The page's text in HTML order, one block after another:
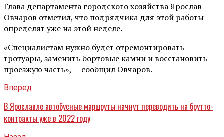
Глава департамента городского хозяйства Ярослав
Овчаров отметил, что подрядчика для этой работы
определят уже на этой неделе.
«Специалистам нужно будет отремонтировать
тротуары, заменить бортовые камни и восстановить
проезжую часть», — сообщил Овчаров.
Вперед
В Ярославле автобусные маршруты начнут переводить на брутто-
контракты уже в 2022 году